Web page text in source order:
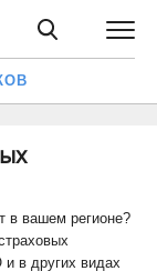
в вашем регионе?
в других видах